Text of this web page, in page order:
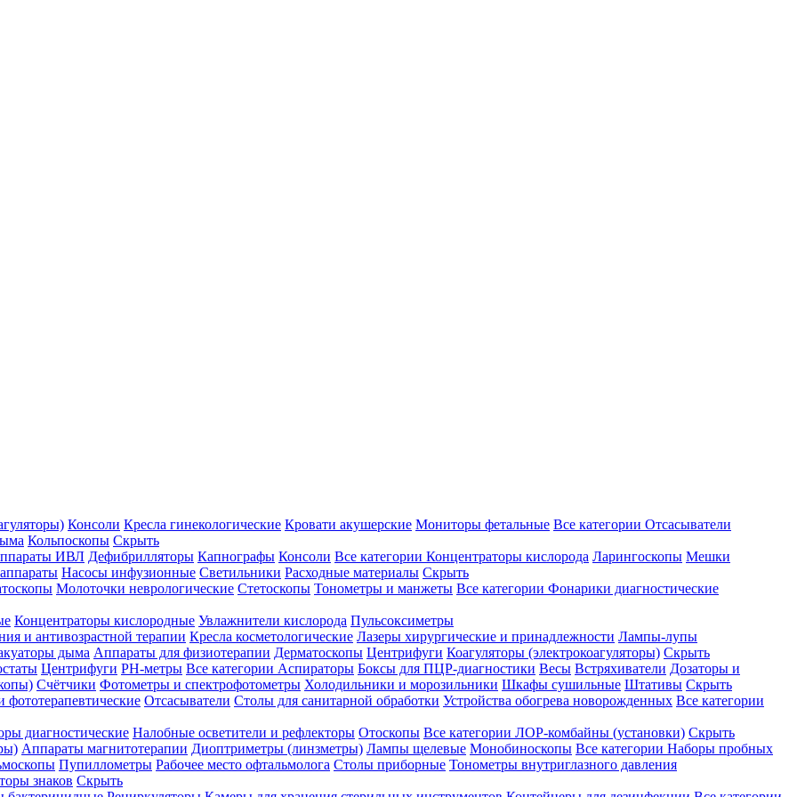
Консоли Кресла гинекологические Кровати акушерские Мониторы фетальные Все категории Отсасыватели
Кольпоскопы Скрыть
ИВЛ Дефибрилляторы Капнографы Консоли Все категории Концентраторы кислорода Ларингоскопы Мешки
Насосы инфузионные Светильники Расходные материалы Скрыть
Молоточки неврологические Стетоскопы Тонометры и манжеты Все категории Фонарики диагностические
Концентраторы кислородные Увлажнители кислорода Пульсоксиметры
и антивозрастной терапии Кресла косметологические Лазеры хирургические и принадлежности Лампы-лупы
дыма Аппараты для физиотерапии Дерматоскопы Центрифуги Коагуляторы (электрокоагуляторы) Скрыть
Центрифуги PH-метры Все категории Аспираторы Боксы для ПЦР-диагностики Весы Встряхиватели Дозаторы и
Счётчики Фотометры и спектрофотометры Холодильники и морозильники Шкафы сушильные Штативы Скрыть
фототерапевтические Отсасыватели Столы для санитарной обработки Устройства обогрева новорожденных Все категории
диагностические Налобные осветители и рефлекторы Отоскопы Все категории ЛОР-комбайны (установки) Скрыть
Аппараты магнитотерапии Диоптриметры (линзметры) Лампы щелевые Монобиноскопы Все категории Наборы пробных
Пупиллометры Рабочее место офтальмолога Столы приборные Тонометры внутриглазного давления
знаков Скрыть